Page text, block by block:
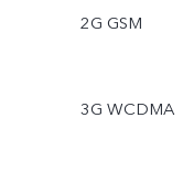
2G GSM
3G WCDMA